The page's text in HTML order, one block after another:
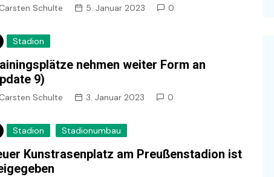
Schulte 5. Januar 2023 0
Stadion
nehmen weiter Form an
9)
Schulte 3. Januar 2023 0
Stadion Stadionumbau
Kunstrasenplatz am Preußenstadion ist